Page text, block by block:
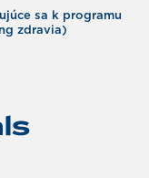
sa k programu
zdravia)